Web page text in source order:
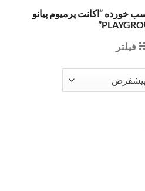
خورده “اکانت پرمیوم پیانو
فیلتر